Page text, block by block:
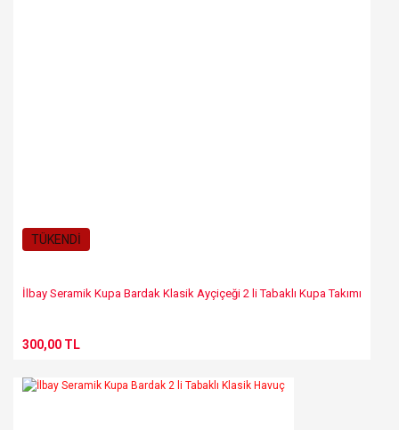
TÜKENDİ
İlbay Seramik Kupa Bardak Klasik Ayçiçeği 2 li Tabaklı Kupa Takımı
300,00 TL